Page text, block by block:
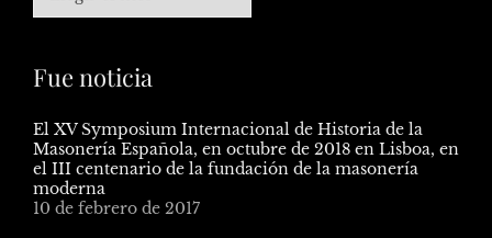
Fue noticia
El XV Symposium Internacional de Historia de la
Masonería Española, en octubre de 2018 en Lisboa, en
el III centenario de la fundación de la masonería
moderna
10 de febrero de 2017